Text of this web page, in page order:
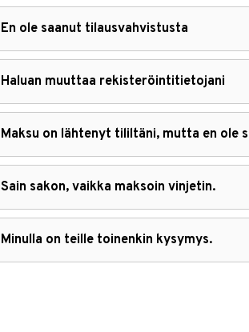
En ole saanut tilausvahvistusta
Haluan muuttaa rekisteröintitietojani
Maksu on lähtenyt tililtäni, mutta en ole
Sain sakon, vaikka maksoin vinjetin.
Minulla on teille toinenkin kysymys.